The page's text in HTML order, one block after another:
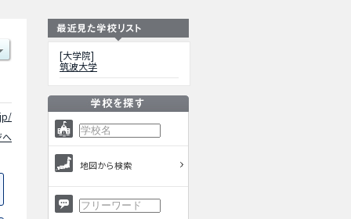
開発学共同専攻や大学体育スポーツ高度化共
セスなど外国人留学生に必要な情報を掲載し
へ
[大学院]
筑波大学
地図から検索